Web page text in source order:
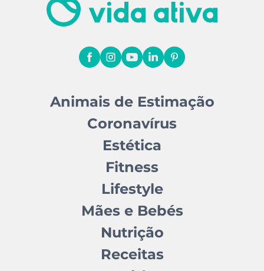
Animais de Estimação
Coronavírus
Estética
Fitness
Lifestyle
Mães e Bebés
Nutrição
Receitas